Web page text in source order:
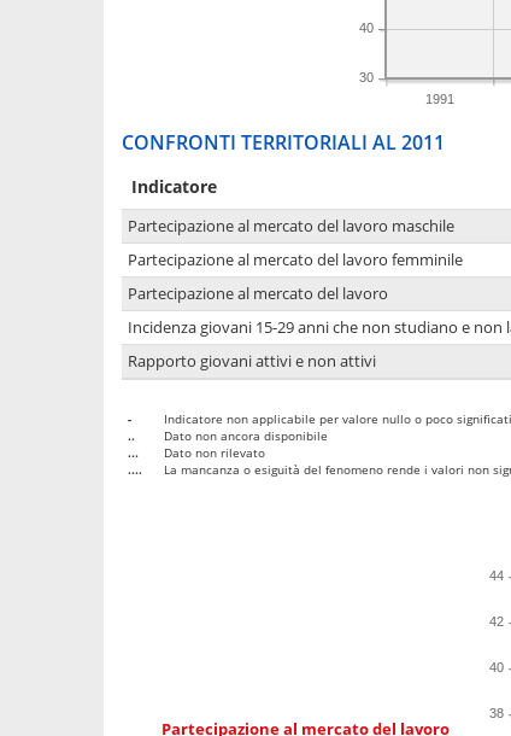
1991
30
40
CONFRONTI TERRITORIALI AL 2011
Indicatore
Partecipazione al mercato del lavoro maschile
Partecipazione al mercato del lavoro femminile
Partecipazione al mercato del lavoro
Incidenza giovani 15-29 anni che non studiano e non
Rapporto giovani attivi e non attivi
-
Indicatore non applicabile per valore nullo o poco
..
Dato non ancora disponibile
...
Dato non rilevato
....
La mancanza o esiguità del fenomeno rende i valori non
Partecipazione al mercato del lavoro
38
40
42
44